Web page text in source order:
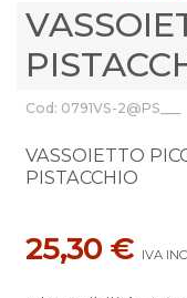
Cod: 0791VS-2@PS___
VASSOIETTO
PISTACCHIO
25,30 € IVA